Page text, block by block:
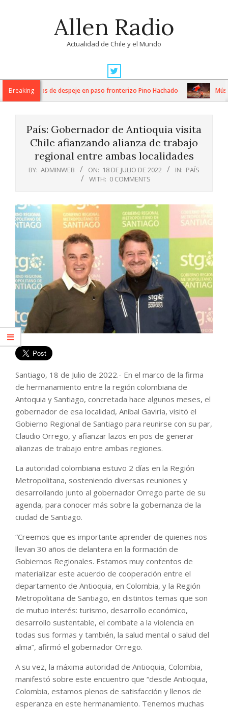
Allen Radio
Actualidad de Chile y el Mundo
Navigation
MenuBreaking
trabajos de despeje en paso fronterizo Pino Hachado
País: Gobernador de Antioquia visita
Chile afianzando alianza de trabajo
regional entre ambas localidades
BY: ADMINWEB ON: 18 DE JULIO DE 2022 IN: PAÍS
WITH: 0 COMMENTS
Santiago, 18 de Julio de 2022.- En el marco de la firma
de hermanamiento entre la región colombiana de
Antoquia y Santiago, concretada hace algunos meses, el
gobernador de esa localidad, Aníbal Gaviria, visitó el
Gobierno Regional de Santiago para reunirse con su par,
Claudio Orrego, y afianzar lazos en pos de generar
alianzas de trabajo entre ambas regiones.
La autoridad colombiana estuvo 2 días en la Región
Metropolitana, sosteniendo diversas reuniones y
desarrollando junto al gobernador Orrego parte de su
agenda, para conocer más sobre la gobernanza de la
ciudad de Santiago.
“Creemos que es importante aprender de quienes nos
llevan 30 años de delantera en la formación de
Gobiernos Regionales. Estamos muy contentos de
materializar este acuerdo de cooperación entre el
departamento de Antioquia, en Colombia, y la Región
Metropolitana de Santiago, en distintos temas que son
de mutuo interés: turismo, desarrollo económico,
desarrollo sustentable, el combate a la violencia en
todas sus formas y también, la salud mental o salud del
alma”, afirmó el gobernador Orrego.
A su vez, la máxima autoridad de Antioquia, Colombia,
manifestó sobre este encuentro que “desde Antioquia,
Colombia, estamos plenos de satisfacción y llenos de
esperanza en este hermanamiento. Tenemos muchas